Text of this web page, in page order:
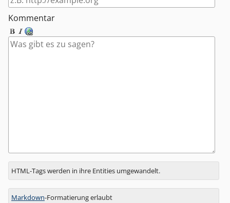
Kommentar
Antwort
zu
HTML-Tags werden in ihre Entities umgewandelt.
Markdown-Formatierung erlaubt